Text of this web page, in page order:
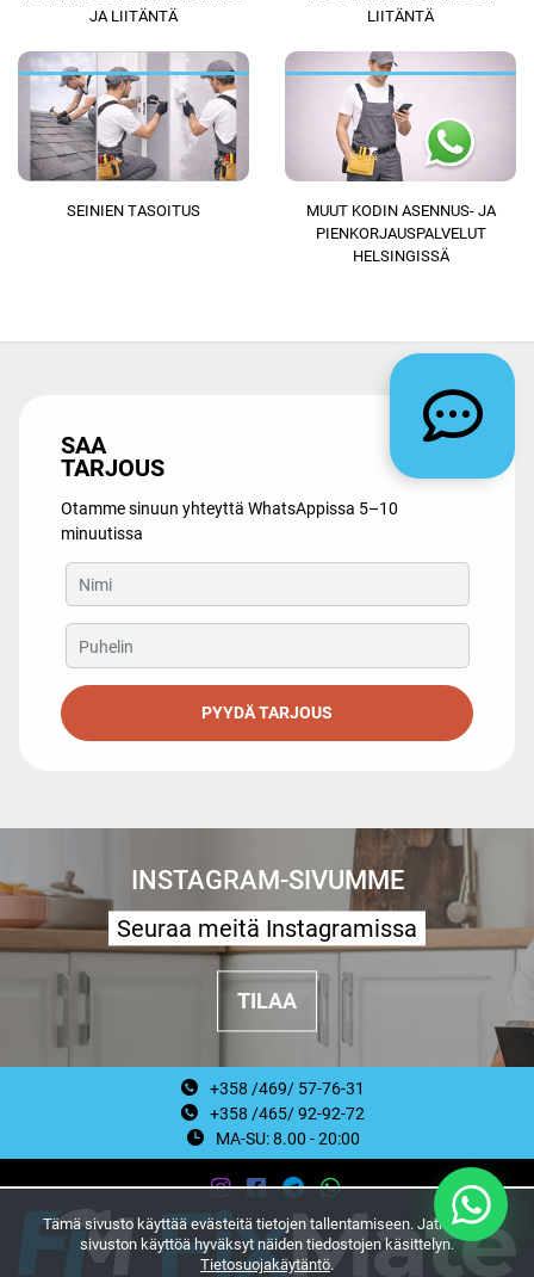
JA LIITÄNTÄ
LIITÄNTÄ
SEINIEN TASOITUS
MUUT KODIN ASENNUS- JA
PIENKORJAUSPALVELUT
HELSINGISSÄ
SAA
TARJOUS
Otamme sinuun yhteyttä WhatsAppissa 5–10
minuutissa
PYYDÄ TARJOUS
INSTAGRAM-SIVUMME
Seuraa meitä Instagramissa
TILAA
+358 /469/ 57-76-31
+358 /465/ 92-92-72
MA-SU: 8.00 - 20:00
Tämä sivusto käyttää evästeitä tietojen tallentamiseen. Jatkamalla
sivuston käyttöä hyväksyt näiden tiedostojen käsittelyn.
Tietosuojakäytäntö.